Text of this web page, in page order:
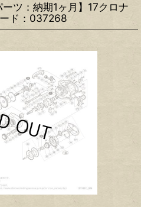
ーツ：納期1ヶ月】17クロナ
ド：037268